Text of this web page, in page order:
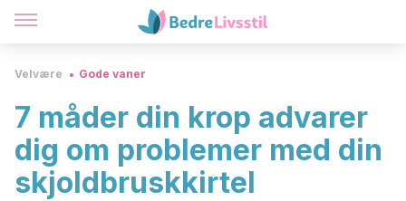
Velvære Gode vaner
7 måder din krop advarer
dig om problemer med din
skjoldbruskkirtel